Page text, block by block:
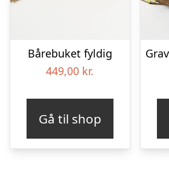
Bårebuket fyldig
449,00 kr.
Gå til shop